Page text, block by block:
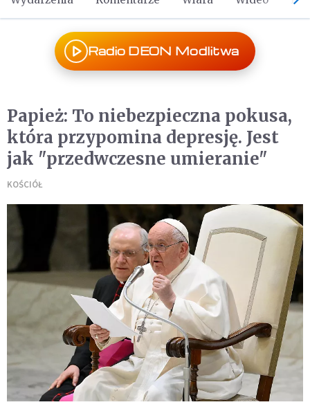
Radio DEON Modlitwa
Papież: To niebezpieczna pokusa,
która przypomina depresję. Jest
jak "przedwczesne umieranie"
KOŚCIÓŁ